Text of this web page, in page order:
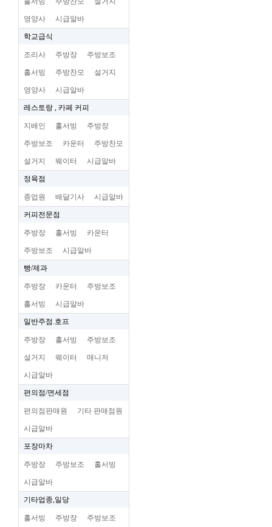
영양사 시급알바
학교급식
조리사 주방장 주방보조
홀서빙 주방찬모 설거지
영양사 시급알바
레스토랑 , 카페 커피
지배인 홀서빙 주방장
주방보조 카운터 주방찬모
설거지 웨이터 시급알바
정육점
종업원 배달기사 시급알바
커피전문점
주방장 홀서빙 카운터
주방보조 시급알바
빵/제과
주방장 카운터 주방보조
홀서빙 시급알바
일반주점.호프
주방장 홀서빙 주방보조
설거지 웨이터 매니저
시급알바
편의점/면세점
편의점판매원 기타 판매점원
시급알바
포장마차
주방장 주방보조 홀서빙
시급알바
기타업종,일당
홀서빙 주방장 주방보조